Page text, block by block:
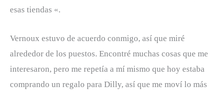
esas tiendas «.
Vernoux estuvo de acuerdo conmigo, así que miré
alrededor de los puestos. Encontré muchas cosas que me
interesaron, pero me repetía a mí mismo que hoy estaba
comprando un regalo para Dilly, así que me moví lo más